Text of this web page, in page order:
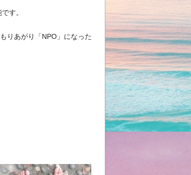
す。
りあがり「NPO」になった